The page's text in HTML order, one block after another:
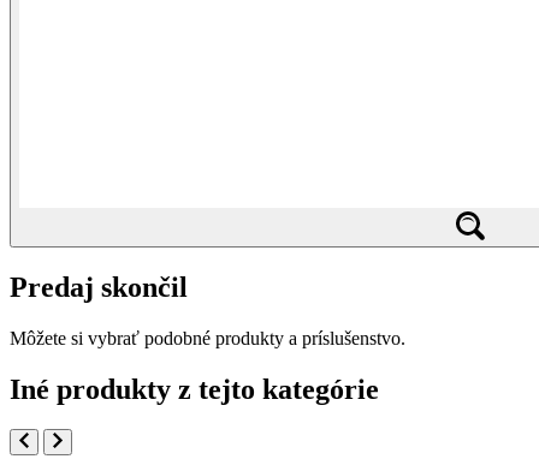
Predaj skončil
Môžete si vybrať podobné produkty a príslušenstvo.
Iné produkty z tejto kategórie